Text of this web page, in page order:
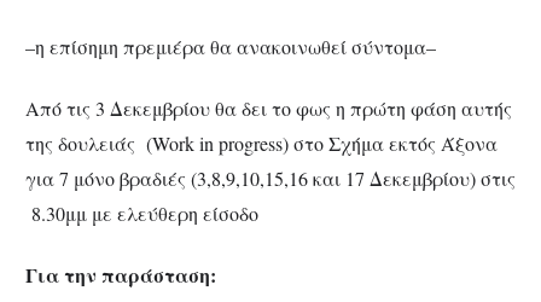
–η επίσημη πρεμιέρα θα ανακοινωθεί σύντομα–
Από τις 3 Δεκεμβρίου θα δει το φως η πρώτη φάση αυτής
της δουλειάς (Work in progress) στο Σχήμα εκτός Άξονα
για 7 μόνο βραδιές (3,8,9,10,15,16 και 17 Δεκεμβρίου) στις
8.30μμ με ελεύθερη είσοδο
Για την παράσταση: